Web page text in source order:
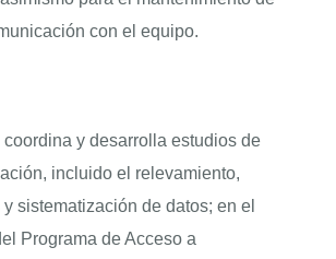
con el equipo.
coordina y desarrolla estudios de
incluido el relevamiento,
sistematización de datos; en el
Programa de Acceso a